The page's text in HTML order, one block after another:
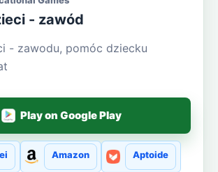
- zawód
- zawodu, pomóc dziecku
Play on Google Play
Amazon Aptoide